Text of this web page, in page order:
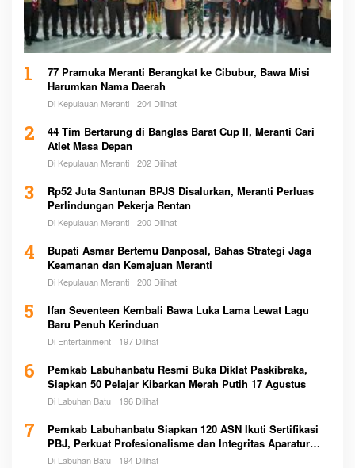
1
77 Pramuka Meranti Berangkat ke Cibubur, Bawa Misi
Harumkan Nama Daerah
Di Kepulauan Meranti 204 Dilihat
2
44 Tim Bertarung di Banglas Barat Cup II, Meranti Cari
Atlet Masa Depan
Di Kepulauan Meranti 202 Dilihat
3
Rp52 Juta Santunan BPJS Disalurkan, Meranti Perluas
Perlindungan Pekerja Rentan
Di Kepulauan Meranti 200 Dilihat
4
Bupati Asmar Bertemu Danposal, Bahas Strategi Jaga
Keamanan dan Kemajuan Meranti
Di Kepulauan Meranti 200 Dilihat
5
Ifan Seventeen Kembali Bawa Luka Lama Lewat Lagu
Baru Penuh Kerinduan
Di Entertainment 197 Dilihat
6
Pemkab Labuhanbatu Resmi Buka Diklat Paskibraka,
Siapkan 50 Pelajar Kibarkan Merah Putih 17 Agustus
Di Labuhan Batu 196 Dilihat
7
Pemkab Labuhanbatu Siapkan 120 ASN Ikuti Sertifikasi
PBJ, Perkuat Profesionalisme dan Integritas Aparatur
Pemerintah
Di Labuhan Batu 194 Dilihat